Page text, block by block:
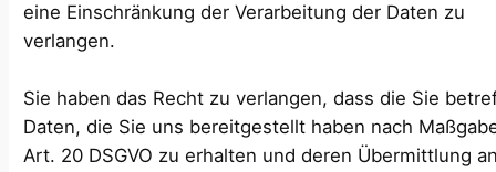
eine Einschränkung der Verarbeitung der Daten zu
verlangen.
Sie haben das Recht zu verlangen, dass die Sie
Daten, die Sie uns bereitgestellt haben nach
Art. 20 DSGVO zu erhalten und deren Übermittlung